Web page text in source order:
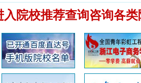
院校推荐查询咨询各